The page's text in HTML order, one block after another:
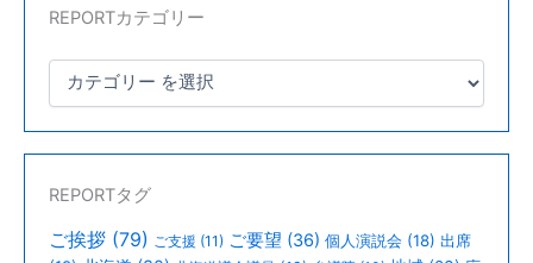
REPORTカテゴリー
REPORTタグ
ご挨拶 (79) ご支援 (11) ご要望 (36) 個人演説会 (18) 出席